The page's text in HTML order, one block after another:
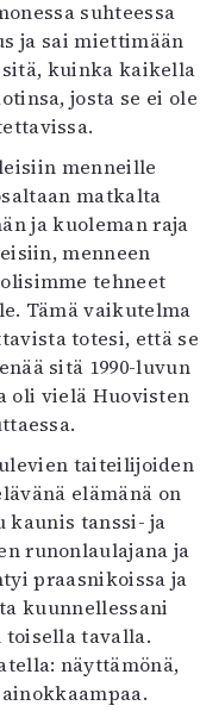
suhteessa
ja sai miettimään
kuinka kaikella
josta se ei ole
menneille
matkalta
ja kuoleman raja
menneen
tehneet
Tämä vaikutelma
totesi, että se
sitä 1990-luvun
oli vielä Huovisten
taiteilijoiden
elämänä on
kaunis tanssi- ja
runonlaulajana ja
praasnikoissa ja
kuunnellessani
tavalla.
näyttämönä,